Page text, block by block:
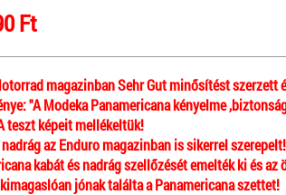
Ft
magazinban Sehr Gut minősítést szerzett
"A Modeka Panamericana kényelme
teszt képeit mellékeltük!
az Enduro magazinban is sikerrel
kabát és nadrág szellőzését emelték ki és
jónak találta a Panamericana szettet!